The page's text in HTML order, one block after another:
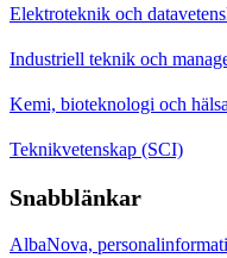
Elektroteknik och
Industriell teknik och
Kemi, bioteknologi och
Teknikvetenskap (SCI)
Snabblänkar
AlbaNova,